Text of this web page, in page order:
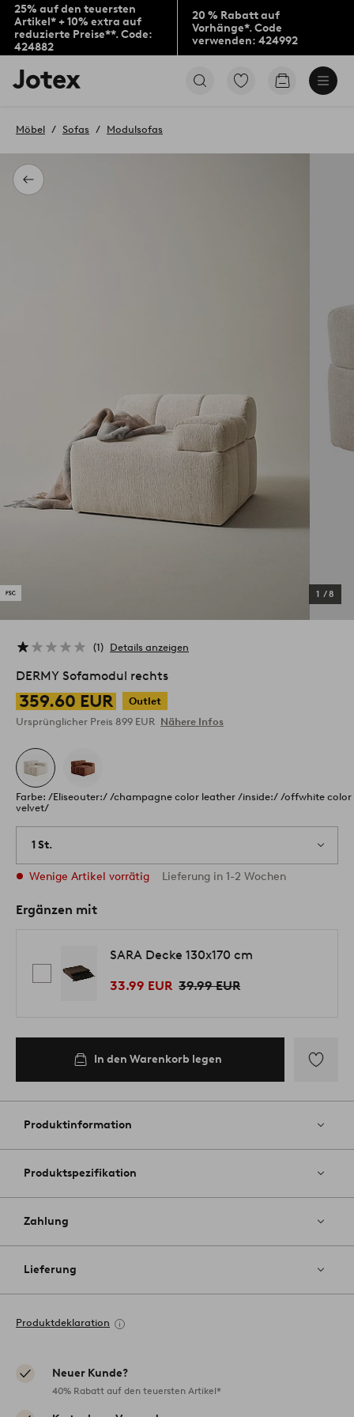
25% auf den teuersten
Artikel* + 10% extra auf
reduzierte Preise**. Code:
424882
20 % Rabatt auf
Vorhänge*. Code
verwenden: 424992
Jotex-
Logo
Startseite
Zu
Produkten
Zum
Zurück
Möbel Sofas Modulsofas
1 /8
1 Details anzeigen
DERMY Sofamodul rechts
359.60 EUR
Outlet
Ursprünglicher Preis 899 EUR Nähere Infos
Farbe: /Eliseouter:/ /champagne color leather /inside:/ /offwhite color
velvet/
1 St.
Wenige Artikel vorrätig Lieferung in 1-2 Wochen
Ergänzen mit
SARA Decke 130x170 cm
33.99 EUR 39.99 EUR
In den Warenkorb legen
Favoriten
Produktinformation
Produktspezifikation
Zahlung
Lieferung
Produktdeklaration
Neuer Kunde?
40% Rabatt auf den teuersten Artikel*